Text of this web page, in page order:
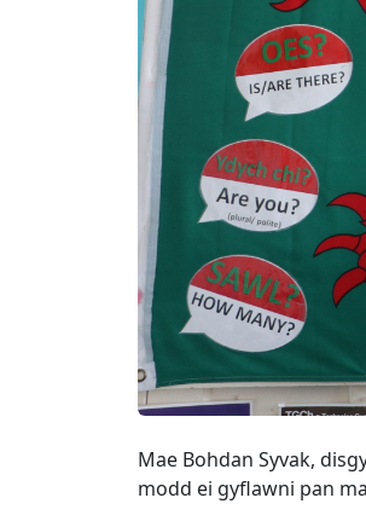
Mae Bohdan Syvak,
modd ei gyflawni pan